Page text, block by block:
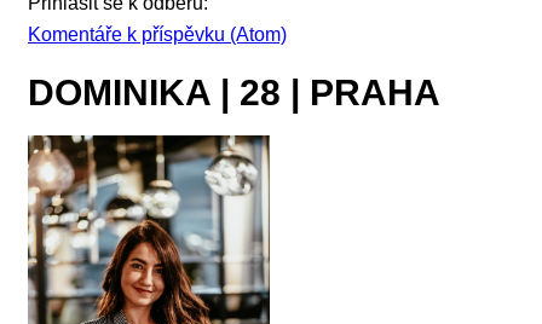
Komentáře k příspěvku (Atom)
DOMINIKA | 28 | PRAHA